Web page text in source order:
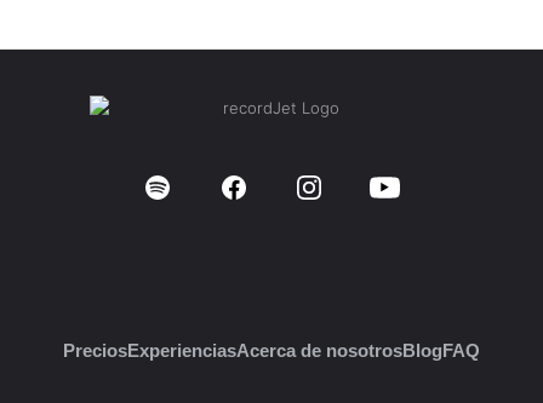
PreciosExperienciasAcerca de nosotrosBlogFAQ